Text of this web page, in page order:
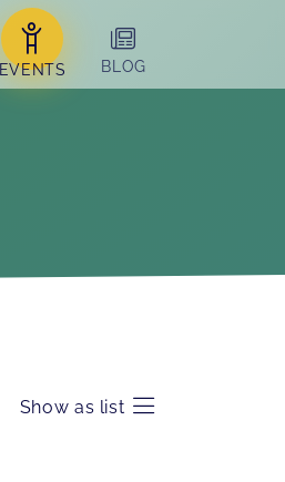
EVENTS BLOG
Show as list